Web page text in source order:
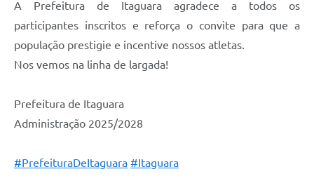
A Prefeitura de Itaguara agradece a todos os
participantes inscritos e reforça o convite para que a
população prestigie e incentive nossos atletas.
Nos vemos na linha de largada!
Prefeitura de Itaguara
Administração 2025/2028
#PrefeituraDeItaguara #Itaguara